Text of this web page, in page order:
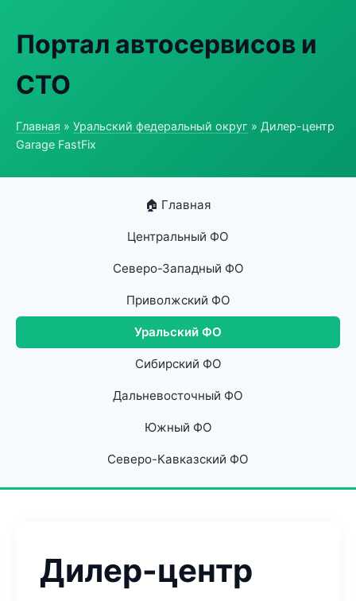
Портал автосервисов и
СТО
Главная » Уральский федеральный округ » Дилер-центр
Garage FastFix
🏠 Главная
Центральный ФО
Северо-Западный ФО
Приволжский ФО
Уральский ФО
Сибирский ФО
Дальневосточный ФО
Южный ФО
Северо-Кавказский ФО
Дилер-центр